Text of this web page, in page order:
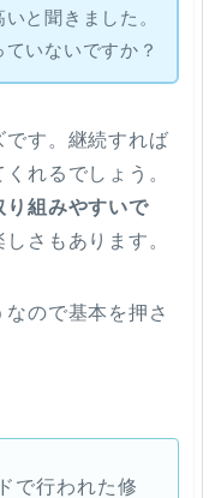
と聞きました。
いないですか？
です。継続すれば
れるでしょう。
り組みやすいで
さもあります。
ので基本を押さ
で行われた修